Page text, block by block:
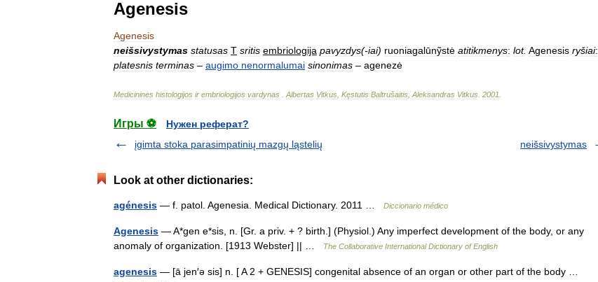
Agenesis
Agenesis
neišsivystymas statusas T sritis embriologija pavyzdys(-iai) ruoniagalūnỹstė atitikmenys: lot. Agenesis ryšiai:
platesnis terminas – augimo nenormalumai sinonimas – agenezė
Medicininės histologijos ir embriologijos vardynas Albertas Vitkus Kęstutis Baltrušaitis Aleksandras Vitkus 2001
Игры ⚽
Нужен реферат?
įgimta stoka parasimpatinių mazgų ląstelių
neišsivystymas
Look at other dictionaries:
agénesis — f. patol. Agenesia. Medical Dictionary. 2011 … Diccionario médico
Agenesis — A*gen e*sis, n. [Gr. a priv. + ? birth.] (Physiol.) Any imperfect development of the body, or any
anomaly of organization. [1913 Webster] || …
The Collaborative International Dictionary of English
agenesis — [ā jen′ə sis] n. [ A 2 + GENESIS] congenital absence of an organ or other part of the body …